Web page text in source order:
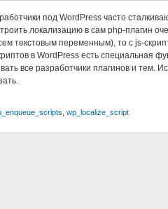
под WordPress часто
локализацию в сам php-плагин
текстовым переменным), то с js-
в WordPress есть специальная
все разработчики плагинов и тем.
wp_localize_script